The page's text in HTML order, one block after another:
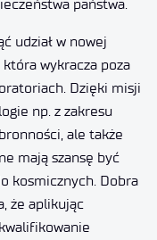
państwa.
udział w nowej
wykracza poza
Dzięki misji
np. z zakresu
ale także
mają szansę być
kosmicznych. Dobra
że aplikując